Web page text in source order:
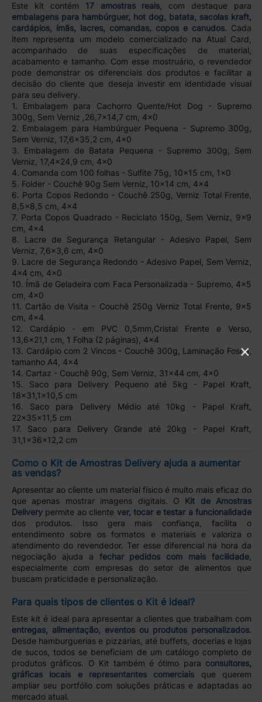
Este kit contém 17 amostras reais, com destaque para
embalagens para hambúrguer, hot dog, batata, sacolas kraft,
cardápios, ímãs, lacres, comandas, copos e canudos. Cada
item representa um modelo comercializado na Atual Card,
acompanhado de suas especificações de material,
acabamento e tamanho. Com esse mostruário, o revendedor
pode demonstrar os diferenciais dos produtos e facilitar a
decisão do cliente que deseja investir em identidade visual
para seu delivery.
1. Embalagem para Cachorro Quente/Hot Dog - Supremo
300g, Sem Verniz ,26,7x14,7 cm, 4x0
2. Embalagem para Hambúrguer Pequena - Supremo 300g,
Sem Verniz, 17,6x35,2 cm, 4x0
3. Embalagem de Batata Pequena - Supremo 300g, Sem
Verniz, 17,4x24,9 cm, 4x0
4. Comanda com 100 folhas - Sulfite 75g, 10x15 cm, 1x0
5. Folder - Couchê 90g Sem Verniz, 10x14 cm, 4x4
6. Porta Copos Redondo - Couchê 250g, Verniz Total Frente,
8,5x8,5 cm, 4x4
7. Porta Copos Quadrado - Reciclato 150g, Sem Verniz, 9x9
cm, 4x4
8. Lacre de Segurança Retangular - Adesivo Papel, Sem
Verniz, 7,6x3,6 cm, 4x0
9. Lacre de Segurança Redondo - Adesivo Papel, Sem Verniz,
4x4 cm, 4x0
10. Ímã de Geladeira com Faca Personalizada - Supremo, 4x5
cm, 4x0
11. Cartão de Visita - Couchê 250g Verniz Total Frente, 9x5
cm, 4x4
12. Cardápio - em PVC 0,5mm,Cristal Frente e Verso,
13,6x21,1 cm, 1 Folha (2 páginas), 4x4
13. Cardápio com 2 Vincos - Couchê 300g, Laminação Fosca,
tamanho A4, 4x4
14. Cartaz - Couchê 90g, Sem Verniz, 31x44 cm, 4x0
15. Saco para Delivery Pequeno até 5kg - Papel Kraft,
18x31,1x10,5 cm
16. Saco para Delivery Médio até 10kg - Papel Kraft,
22x35x11,5 cm
17. Saco para Delivery Grande até 20kg - Papel Kraft,
31,1x36x12,2 cm
Como o Kit de Amostras Delivery ajuda a aumentar
as vendas?
Apresentar ao cliente um material físico é muito mais eficaz do
que apenas mostrar imagens digitais. O Kit de Amostras
Deliverypermite ao cliente ver, tocar e testar a funcionalidade
dos produtos. Isso gera mais confiança, facilita o
entendimento sobre os formatos e materiais e valoriza o
atendimento do revendedor. Ter esse diferencial na hora da
negociação ajuda a fechar pedidos com mais facilidade
especialmente com empresas do setor de alimentos que
buscam praticidade e personalização.
Para quais tipos de clientes o Kit é ideal?
Este kit é ideal para apresentar a clientes que trabalham com
entregas, alimentação, eventos ou produtos personalizados.
Desde hamburguerias e pizzarias, até buffets, docerias e lojas
de sucos, todos se beneficiam de um catálogo completo de
produtos gráficos. O Kit também é ótimo para consultores,
gráficas locais e representantes comerciais que querem
ampliar seu portfólio com soluções práticas e adaptadas ao
mercado atual.
×